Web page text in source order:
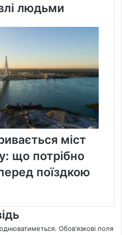
людьми
міст
що потрібно
поїздкою
Обов’язкові поля